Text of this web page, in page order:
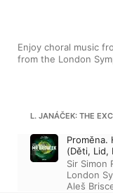
Enjoy choral music
from the London
Proměna.
(Děti, Lid,
Sir Simon
London
Aleš